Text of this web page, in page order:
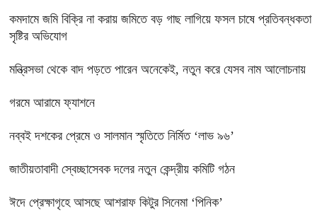
কমদামে জমি বিক্রি না করায় জমিতে বড় গাছ লাগিয়ে ফসল চাষে প্রতিবন্ধকতা
সৃষ্টির অভিযোগ
মন্ত্রিসভা থেকে বাদ পড়তে পারেন অনেকেই, নতুন করে যেসব নাম আলোচনায়
গরমে আরামে ফ্যাশনে
নব্বই দশকের প্রেমে ও সালমান স্মৃতিতে নির্মিত ‘লাভ ৯৬’
জাতীয়তাবাদী স্বেচ্ছাসেবক দলের নতুন কেন্দ্রীয় কমিটি গঠন
ঈদে প্রেক্ষাগৃহে আসছে আশরাফ কিটুর সিনেমা ‘পিনিক’